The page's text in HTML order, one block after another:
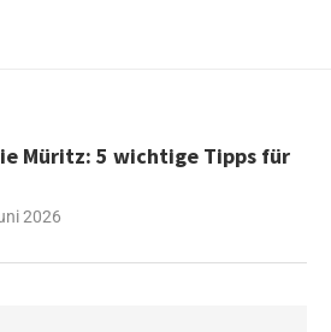
Müritz: 5 wichtige Tipps für
2026